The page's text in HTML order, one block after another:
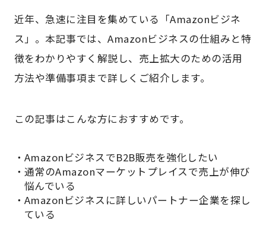
近年、急速に注目を集めている「Amazonビジネ
ス」。本記事では、Amazonビジネスの仕組みと特
徴をわかりやすく解説し、売上拡大のための活用
方法や準備事項まで詳しくご紹介します。
この記事はこんな方におすすめです。
AmazonビジネスでB2B販売を強化したい
通常のAmazonマーケットプレイスで売上が伸び
悩んでいる
Amazonビジネスに詳しいパートナー企業を探し
ている